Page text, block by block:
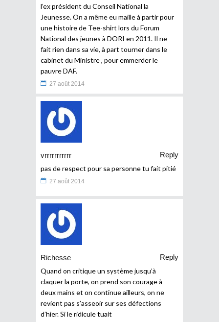
l’ex président du Conseil National la
Jeunesse. On a même eu maille à partir pour
une histoire de Tee-shirt lors du Forum
National des jeunes à DORI en 2011. Il ne
fait rien dans sa vie, à part tourner dans le
cabinet du Ministre , pour emmerder le
pauvre DAF.
27 août 2014
vrrrrrrrrrrr
Reply
pas de respect pour sa personne tu fait pitié
27 août 2014
Richesse
Reply
Quand on critique un système jusqu’à
claquer la porte, on prend son courage à
deux mains et on continue ailleurs, on ne
revient pas s’asseoir sur ses défections
d’hier. Si le ridicule tuait